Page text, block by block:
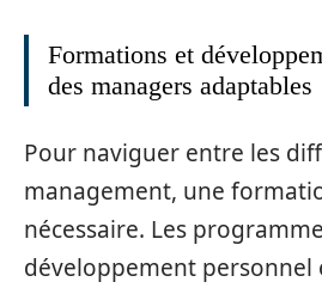
Formations et
des managers adaptables
Pour naviguer entre les
management, une
nécessaire. Les
développement personnel